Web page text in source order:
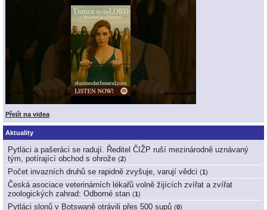
Přejít na videa
Aktuality
Pytláci a pašeráci se radují. Ředitel ČIŽP ruší mezinárodně uznávaný
tým, potírající obchod s ohrože (2)
Počet invazních druhů se rapidně zvyšuje, varují vědci (1 )
Česká asociace veterinárních lékařů volně žijících zvířat a zvířat
zoologických zahrad: Odborné stan (1 )
Pytláci slonů v Botswaně otrávili přes 500 supů (0)